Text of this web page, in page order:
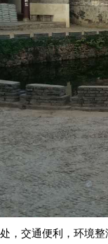
，交通便利，环境